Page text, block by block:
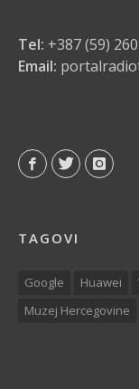
Tel: +387 (59)
Email:
TAGOVI
Google Huawei
Muzej Hercegovine